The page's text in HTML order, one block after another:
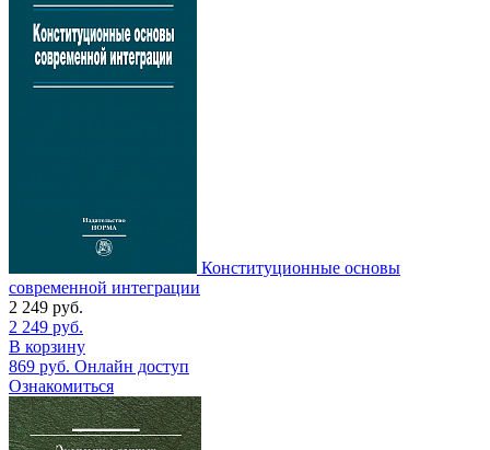
Конституционные основы
современной интеграции
2 249 руб.
2 249 руб.
В корзину
869 руб. Онлайн доступ
Ознакомиться